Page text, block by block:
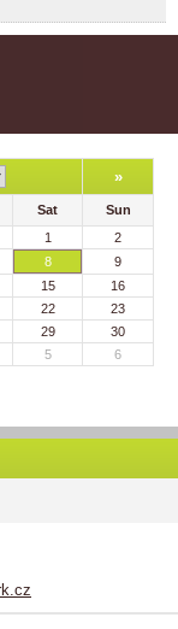
»
Sat
Sun
1
2
8
9
15
16
22
23
29
30
5 6